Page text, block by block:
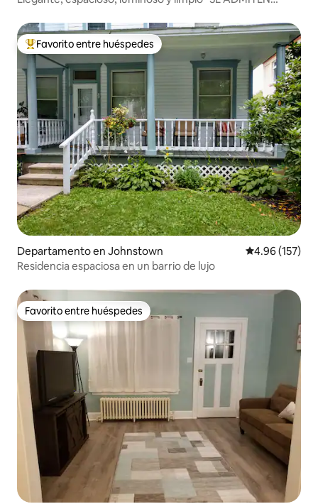
De los mejores en Favorito entre huéspedes
Favorito entre huéspedes
Departamento en Johnstown Calificación
4.96 (157)
Residencia espaciosa en un barrio de lujo
Favorito entre huéspedes
Favorito entre huéspedes